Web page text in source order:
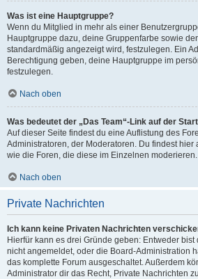
Was ist eine Hauptgruppe?
Wenn du Mitglied in mehr als einer
Hauptgruppe dazu, deine Gruppenfarbe sowie
standardmäßig angezeigt wird, festzulegen. Ein
Berechtigung geben, deine Hauptgruppe im
festzulegen.
Nach oben
Was bedeutet der „Das Team“-Link auf der
Auf dieser Seite findest du eine Auflistung des
Administratoren, der Moderatoren. Du findest hier
wie die Foren, die diese im Einzelnen moderieren.
Nach oben
Private Nachrichten
Ich kann keine Privaten Nachrichten
Hierfür kann es drei Gründe geben: Entweder
nicht angemeldet, oder die Board-Administration
das komplette Forum ausgeschaltet. Außerdem
Administrator dir das Recht, Private Nachrichten